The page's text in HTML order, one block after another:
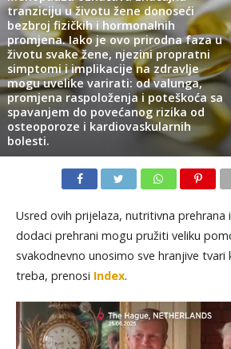
tranziciju u životu žene donoseći
bezbroj fizičkih i hormonalnih
promjena. Iako je ovo prirodna faza u
životu svake žene, njezini propratni
simptomi i implikacije na zdravlje
mogu uvelike varirati: od valunga,
promjena raspoloženja i poteškoća sa
spavanjem do povećanog rizika od
osteoporoze i kardiovaskularnih
bolesti.
Usred ovih prijelaza, nutritivna prehrana
dodaci prehrani mogu pružiti veliku
svakodnevno unosimo sve hranjive tvari
treba, prenosi Index.